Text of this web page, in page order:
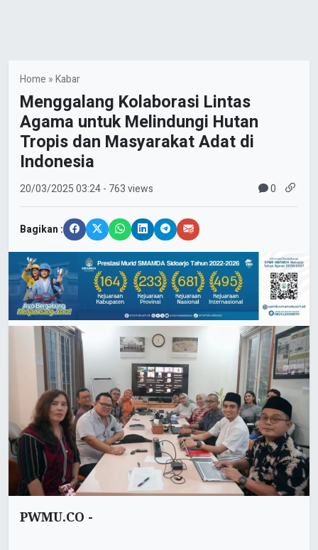
Home »Kabar
Menggalang Kolaborasi Lintas
Agama untuk Melindungi Hutan
Tropis dan Masyarakat Adat di
Indonesia
20/03/202503:24- 763 views 0
Bagikan :
PWMU.CO -